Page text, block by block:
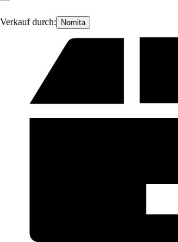
Verkauf durch: Nomita